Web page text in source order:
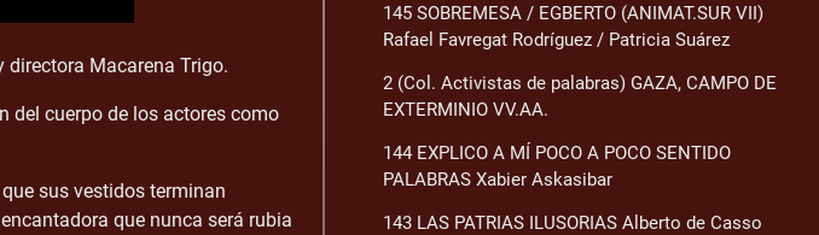
Macarena Trigo.
del cuerpo de los actores como
sus vestidos terminan
que nunca será rubia
145 SOBREMESA / EGBERTO (ANIMAT.SUR VII)
Rafael Favregat Rodríguez / Patricia Suárez
2 (Col. Activistas de palabras) GAZA, CAMPO DE
EXTERMINIO VV.AA.
144 EXPLICO A MÍ POCO A POCO SENTIDO
PALABRAS Xabier Askasibar
143 LAS PATRIAS ILUSORIAS Alberto de Casso